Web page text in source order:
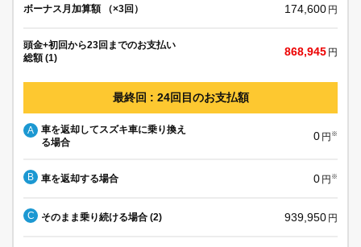
ボーナス月加算額 （×3回） 174,600 円
頭金+初回から23回までのお支払い
総額 (1)
868,945 円
最終回 : 24回目のお支払額
A
車を返却してスズキ車に乗り換え
る場合
0 円 ※
B 車を返却する場合 0 円 ※
C そのまま乗り続ける場合 (2) 939,950 円